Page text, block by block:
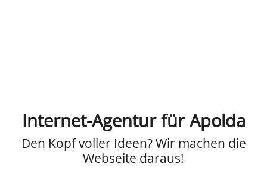
Internet-Agentur für Apolda
Den Kopf voller Ideen? Wir machen die
Webseite daraus!